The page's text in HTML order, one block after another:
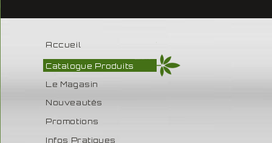
Accueil
Catalogue Produits
Le Magasin
Nouveautés
Promotions
Infos Pratiques